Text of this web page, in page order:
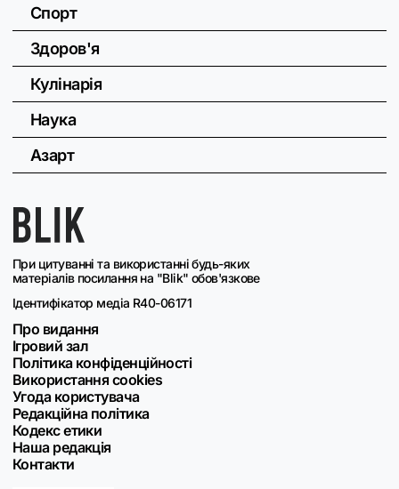
При цитуванні та використанні будь-яких
матеріалів посилання на "Blik" обов'язкове
Ідентифікатор медіа R40-06171
Про видання
Ігровий зал
Політика конфіденційності
Використання cookies
Угода користувача
Редакційна політика
Кодекс етики
Наша редакція
Контакти
Спорт
Здоров'я
Кулінарія
Наука
Азарт